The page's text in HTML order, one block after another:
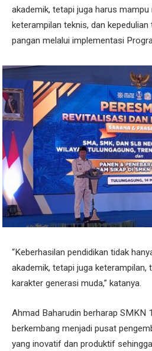
akademik, tetapi juga harus
keterampilan teknis, dan
pangan melalui implementasi
“Keberhasilan pendidikan tidak
akademik, tetapi juga keterampilan,
karakter generasi muda,” katanya.
Ahmad Baharudin berharap SMKN
berkembang menjadi pusat
yang inovatif dan produktif